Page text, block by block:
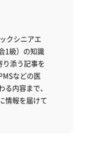
クシニアエ
1級）の知識
り添う記事を
などの医
内容まで、
情報を届けて